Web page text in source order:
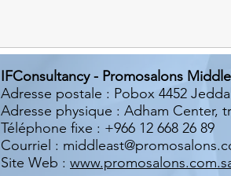
IFConsultancy - Promosalons
Adresse postale : Pobox 4452
Adresse physique : Adham Center,
Téléphone fixe : +966 12 668 26 89
Courriel :
Site Web :